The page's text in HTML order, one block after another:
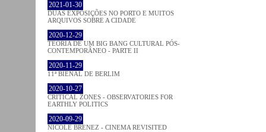
2021-01-30
DUAS EXPOSIÇÕES NO PORTO E MUITOS
ARQUIVOS SOBRE A CIDADE
2020-12-29
TEORIA DE UM BIG BANG CULTURAL PÓS-
CONTEMPORÂNEO - PARTE II
2020-11-29
11ª BIENAL DE BERLIM
2020-10-27
CRITICAL ZONES - OBSERVATORIES FOR
EARTHLY POLITICS
2020-09-29
NICOLE BRENEZ - CINEMA REVISITED